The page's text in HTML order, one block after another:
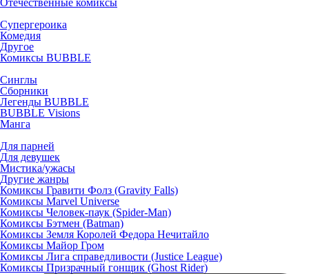
Отечественные комиксы
Супергероика
Комедия
Другое
Комиксы BUBBLE
Синглы
Сборники
Легенды BUBBLE
BUBBLE Visions
Манга
Для парней
Для девушек
Мистика/ужасы
Другие жанры
Комиксы Гравити Фолз (Gravity Falls)
Комиксы Marvel Universe
Комиксы Человек-паук (Spider-Man)
Комиксы Бэтмен (Batman)
Комиксы Земля Королей Федора Нечитайло
Комиксы Майор Гром
Комиксы Лига справедливости (Justice League)
Комиксы Призрачный гонщик (Ghost Rider)